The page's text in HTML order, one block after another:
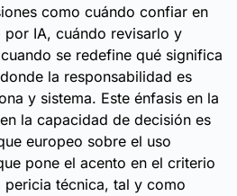
como cuándo confiar en
por IA, cuándo revisarlo y
se redefine qué significa
la responsabilidad es
y sistema. Este énfasis en la
la capacidad de decisión es
europeo sobre el uso
pone el acento en el criterio
pericia técnica, tal y como